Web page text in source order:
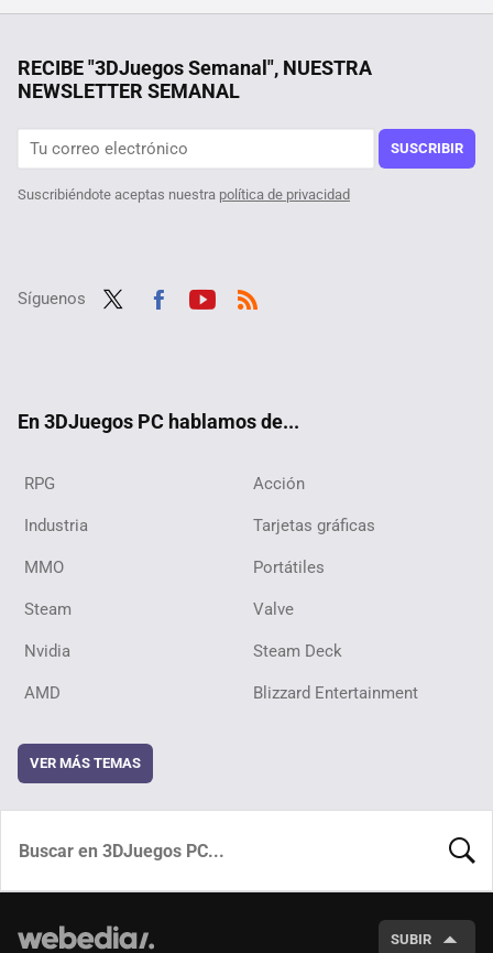
Por un gravísimo error, varios héroes de Marvel Rivals están dando ventajas injustas a quienes tengan mejores PC y más FPS
RECIBE "3DJuegos Semanal", NUESTRA
NEWSLETTER SEMANAL
SUSCRIBIR
Suscribiéndote aceptas nuestra política de privacidad
Síguenos
En 3DJuegos PC hablamos de...
RPG Acción
Industria Tarjetas gráficas
MMO Portátiles
Steam Valve
Nvidia Steam Deck
AMD Blizzard Entertainment
VER MÁS TEMAS
SUBIR